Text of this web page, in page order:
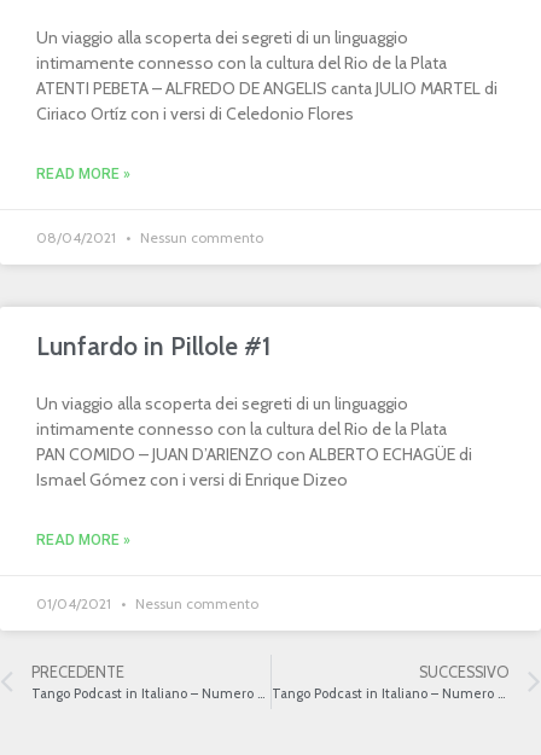
Un viaggio alla scoperta dei segreti di un linguaggio
intimamente connesso con la cultura del Rio de la Plata
ATENTI PEBETA – ALFREDO DE ANGELIS canta JULIO MARTEL di
Ciriaco Ortíz con i versi di Celedonio Flores
READ MORE »
08/04/2021 Nessun commento
Lunfardo in Pillole #1
Un viaggio alla scoperta dei segreti di un linguaggio
intimamente connesso con la cultura del Rio de la Plata
PAN COMIDO – JUAN D’ARIENZO con ALBERTO ECHAGÜE di
Ismael Gómez con i versi di Enrique Dizeo
READ MORE »
01/04/2021 Nessun commento
PRECEDENTE SUCCESSIVO